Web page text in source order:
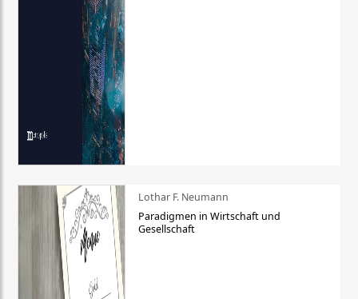
Lothar F. Neumann
Paradigmen in Wirtschaft und
Gesellschaft